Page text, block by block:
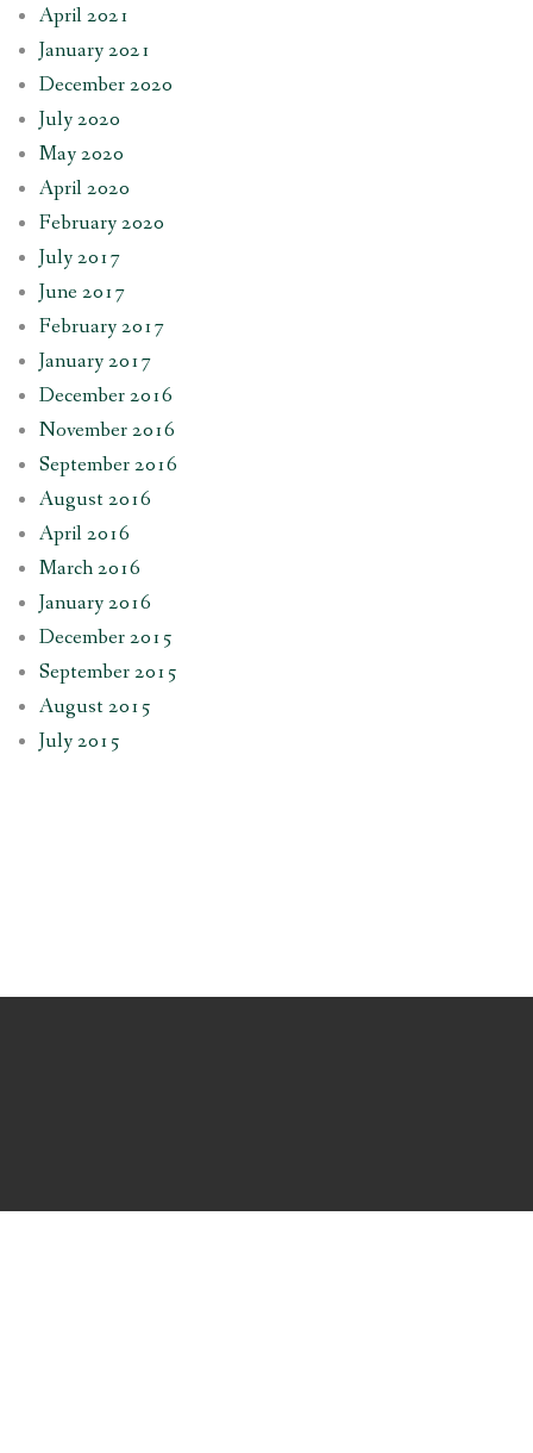
April 2021
January 2021
December 2020
July 2020
May 2020
April 2020
February 2020
July 2017
June 2017
February 2017
January 2017
December 2016
November 2016
September 2016
August 2016
April 2016
March 2016
January 2016
December 2015
September 2015
August 2015
July 2015